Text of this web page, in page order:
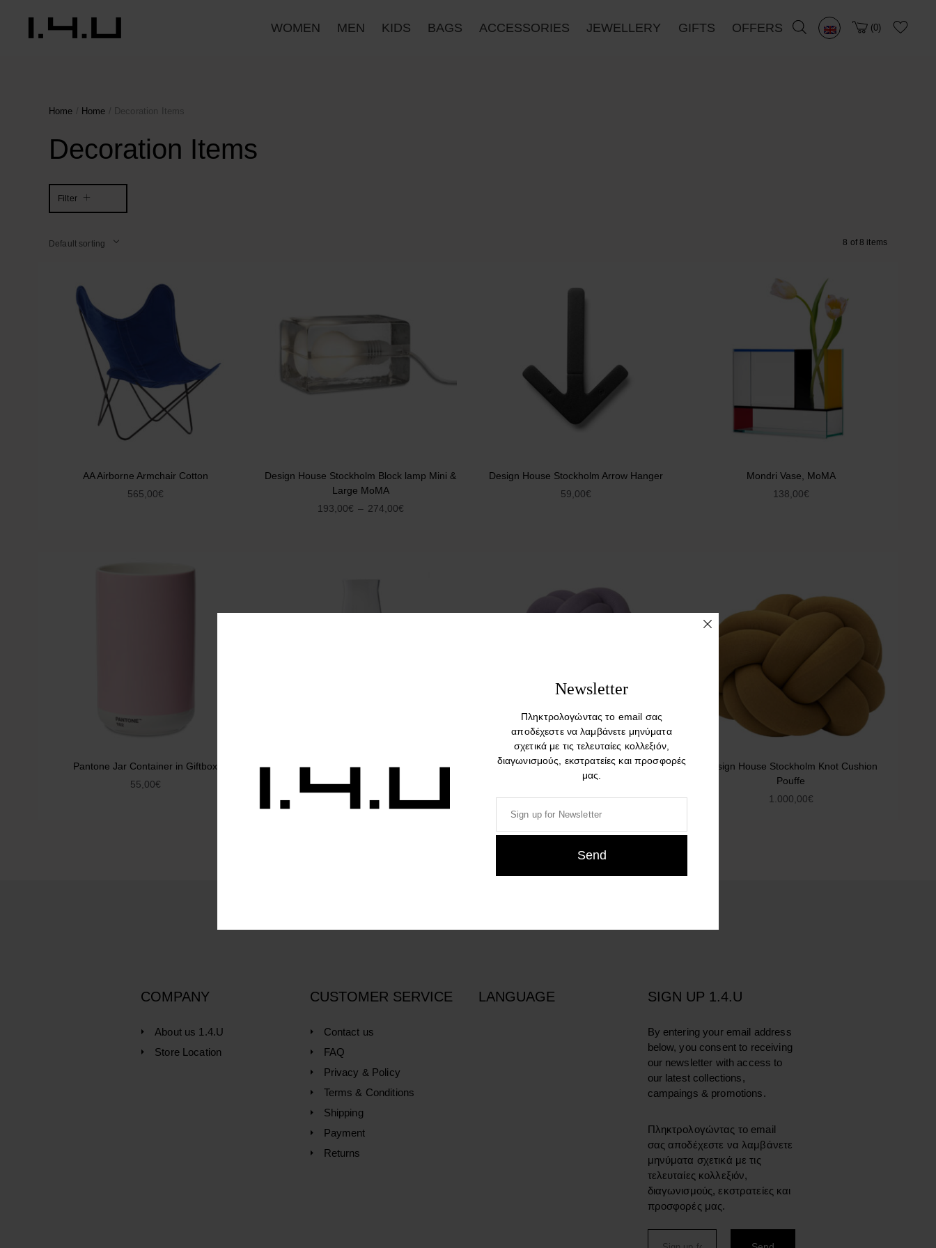
WOMEN MEN KIDS BAGS ACCESSORIES JΕWELLERY GIFTS OFFERS 0
Home / Home / Decoration Items
Decoration Items
Filter
8 of 8 items
Default sorting
AA Airborne Armchair Cotton
565,00€
Design House Stockholm Block lamp Mini &
Large MoMA
193,00€ – 274,00€
Design House Stockholm Arrow Hanger
59,00€
Mondri Vase, MoMA
138,00€
Pantone Jar Container in Giftbox
55,00€
Design House Stockholm Fia carafe Mini &
83,00
Design House Stockholm Knot Cushion
148,00
Design House Stockholm Knot Cushion
Pouffe
1.000,00€
COMPANY
About us 1.4.U
Store Location
CUSTOMER SERVICE
Contact us
FAQ
Privacy & Policy
Terms & Conditions
Shipping
Payment
Returns
LANGUAGE SIGN UP 1.4.U
By entering your email address
below, you consent to receiving
our newsletter with access to
our latest collections,
campaings & promotions.
Πληκτρολογώντας το email
σας αποδέχεστε να λαμβάνετε
μηνύματα σχετικά με τις
τελευταίες κολλεξιόν,
διαγωνισμούς, εκστρατείες και
προσφορές μας.
Newsletter
Πληκτρολογώντας το email σας
αποδέχεστε να λαμβάνετε μηνύματα
σχετικά με τις τελευταίες κολλεξιόν,
διαγωνισμούς, εκστρατείες και προσφορές
μας.